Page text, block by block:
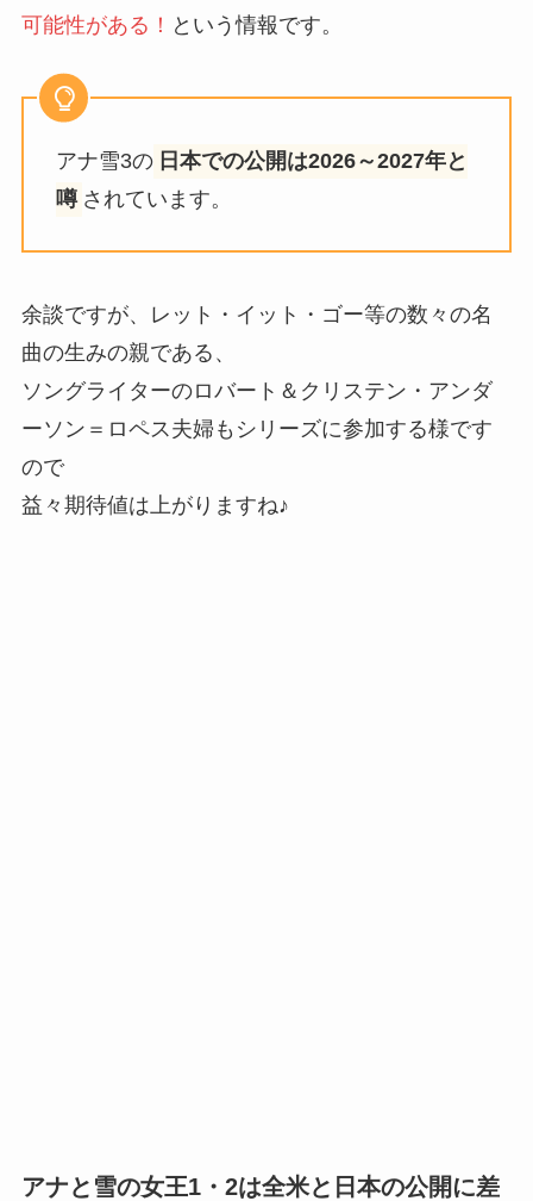
可能性がある！ という情報です。
アナ雪3の 日本での公開は2026～2027年と
噂 されています。
余談ですが、レット・イット・ゴー等の数々の名
曲の生みの親である、
ソングライターのロバート＆クリステン・アンダ
ーソン＝ロペス夫婦もシリーズに参加する様です
ので
益々期待値は上がりますね♪
アナと雪の女王1・2は全米と日本の公開に差